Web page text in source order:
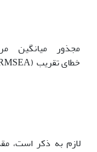
مجذور میانگین
خطای تقریب (RMSEA)
لازم به ذکر است،